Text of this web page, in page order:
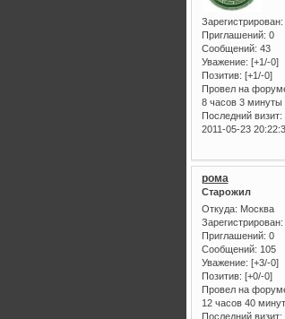
Зарегистрирован:
Приглашений: 0
Сообщений: 43
Уважение: [+1/-0]
Позитив: [+1/-0]
Провел на
8 часов 3 минуты
Последний визит:
2011-05-23
рома
Старожил
Откуда: Москва
Зарегистрирован:
Приглашений: 0
Сообщений: 105
Уважение: [+3/-0]
Позитив: [+0/-0]
Провел на
12 часов 40 минут
Последний визит: